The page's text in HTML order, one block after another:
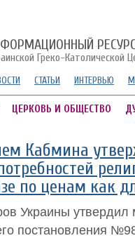
Греко-Католической
СТАТЬИ ИНТЕРВЬЮ
ЦЕРКОВЬ И ОБЩЕСТВО
Кабмина
по ценам как
Украины утвердил
постановления